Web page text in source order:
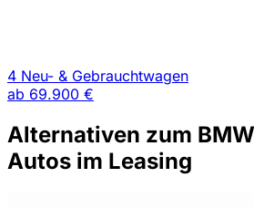
4 Neu- & Gebrauchtwagen
ab 69.900 €
Alternativen zum
Autos im Leasing